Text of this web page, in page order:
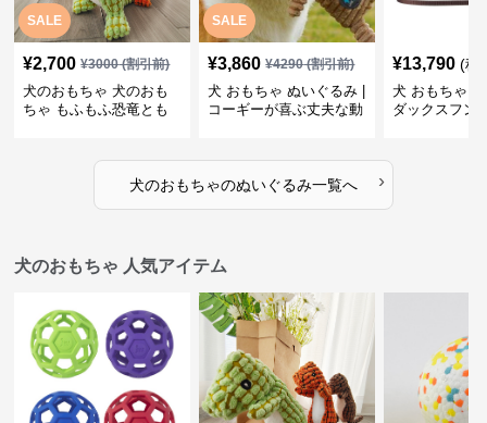
SALE
¥2,700 ¥3000(割引前)
犬のおもちゃ 犬のおも
ちゃ もふもふ恐竜とも
SALE
¥3,860 ¥4290(割引前)
犬 おもちゃ ぬいぐるみ |
コーギーが喜ぶ丈夫な動
¥13,790 (税
犬 おもちゃ
ダックスフン
犬のおもちゃのぬいぐるみ一覧へ ›
犬のおもちゃ 人気アイテム